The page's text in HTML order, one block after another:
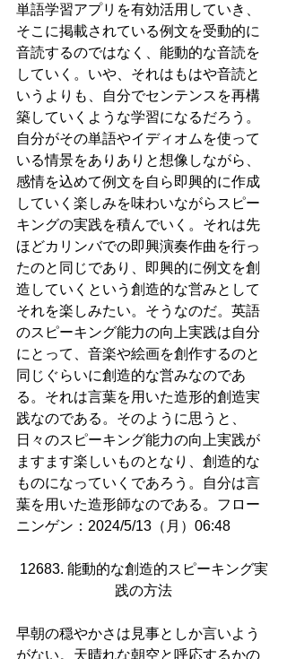
単語学習アプリを有効活用していき、
そこに掲載されている例文を受動的に
音読するのではなく、能動的な音読を
していく。いや、それはもはや音読と
いうよりも、自分でセンテンスを再構
築していくような学習になるだろう。
自分がその単語やイディオムを使って
いる情景をありありと想像しながら、
感情を込めて例文を自ら即興的に作成
していく楽しみを味わいながらスピー
キングの実践を積んでいく。それは先
ほどカリンバでの即興演奏作曲を行っ
たのと同じであり、即興的に例文を創
造していくという創造的な営みとして
それを楽しみたい。そうなのだ。英語
のスピーキング能力の向上実践は自分
にとって、音楽や絵画を創作するのと
同じぐらいに創造的な営みなのであ
る。それは言葉を用いた造形的創造実
践なのである。そのように思うと、
日々のスピーキング能力の向上実践が
ますます楽しいものとなり、創造的な
ものになっていくであろう。自分は言
葉を用いた造形師なのである。フロー
ニンゲン：2024/5/13（月）06:48
12683. 能動的な創造的スピーキング実
践の方法
早朝の穏やかさは見事としか言いよう
がない。天晴れな朝空と呼応するかの